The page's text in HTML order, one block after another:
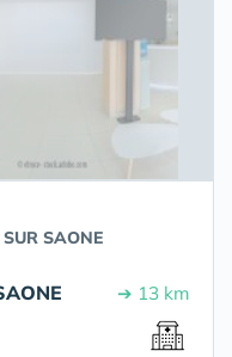
SAONE
➔ 13 km